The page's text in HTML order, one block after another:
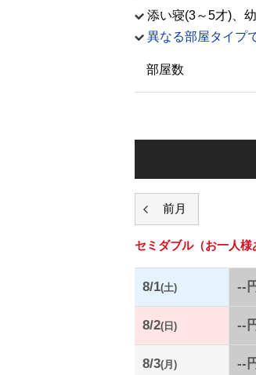
添い寝(3～5才)、
異なる部屋タイプ
部屋数
セミダブル（お一人様
8/1(土) --
8/2(日) --
8/3(月) --